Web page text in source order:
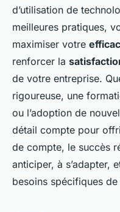
d’utilisation de
meilleures pratiques,
maximiser votre
renforcer la
de votre entreprise.
rigoureuse, une
ou l’adoption de
détail compte pour
de compte, le succès
anticiper, à s’adapter,
besoins spécifiques